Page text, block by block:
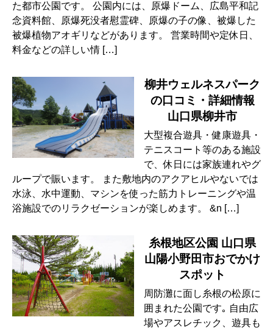
た都市公園です。 公園内には、原爆ドーム、広島平和記
念資料館、原爆死没者慰霊碑、原爆の子の像、被爆した
被爆植物アオギリなどがあります。 営業時間や定休日、
料金などの詳しい情 […]
柳井ウェルネスパーク
の口コミ・詳細情報
山口県柳井市
大型複合遊具・健康遊具・
テニスコート等のある施設
で、休日には家族連れやグ
ループで賑います。 また敷地内のアクアヒルやないでは
水泳、水中運動、マシンを使った筋力トレーニングや温
浴施設でのリラクゼーションが楽しめます。 &n […]
糸根地区公園 山口県
山陽小野田市おでかけ
スポット
周防灘に面し糸根の松原に
囲まれた公園です｡ 自由広
場やアスレチック、遊具も